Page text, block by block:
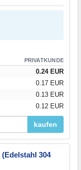
PRIVATKUNDE
0.24 EUR
0.17 EUR
0.13 EUR
0.12 EUR
kaufen
304